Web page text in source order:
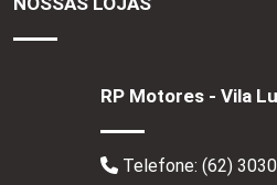
RP Motores - Vila
Telefone: (62)